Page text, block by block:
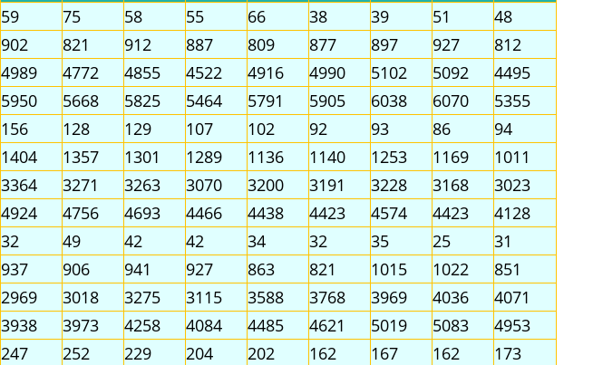
59 75 58 55 66 38 39 51
48
902 821 912 887 809 877 897 927
812
4989 4772 4855 4522 4916 4990 5102 5092
4495
5950 5668 5825 5464 5791 5905 6038 6070 5355
156 128 129 107 102 92 93 86
94
1404 1357 1301 1289 1136 1140 1253 1169
1011
3364 3271 3263 3070 3200 3191 3228 3168
3023
4924 4756 4693 4466 4438 4423 4574 4423 4128
32 49 42 42 34 32 35 25
31
937 906 941 927 863 821 1015 1022
851
2969 3018 3275 3115 3588 3768 3969 4036
4071
3938 3973 4258 4084 4485 4621 5019 5083 4953
247 252 229 204 202 162 167 162
173